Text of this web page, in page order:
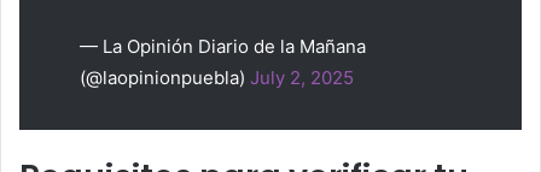
— La Opinión Diario de la Mañana
(@laopinionpuebla) July 2, 2025